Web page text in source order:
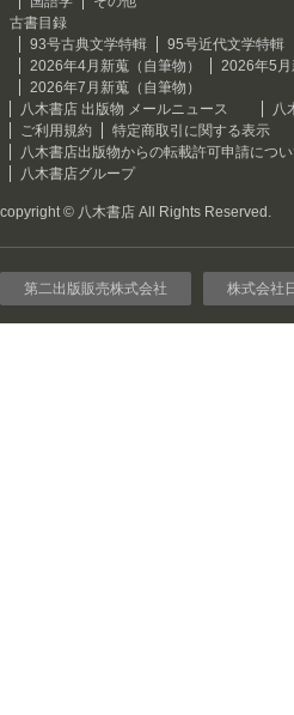
古書目録
93号古典文学特輯
95号近代文学特輯
2026年4月新蒐（自筆物）
2026年5月
2026年7月新蒐（自筆物）
八木書店 出版物 メールニュース
八
ご利用規約
特定商取引に関する表示
八木書店出版物からの転載許可申請につ
八木書店グループ
copyright © 八木書店 All Rights Reserved.
第二出版販売株式会社 株式会社